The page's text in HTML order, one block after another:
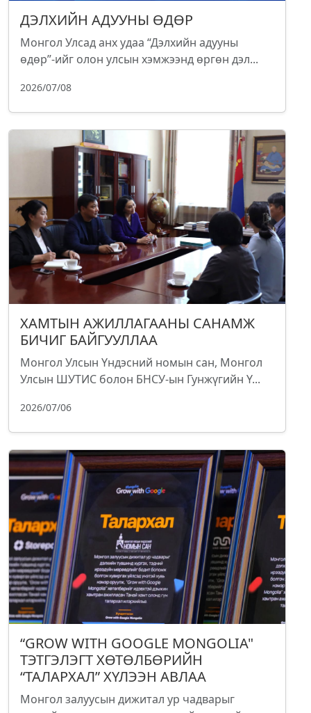
ДЭЛХИЙН АДУУНЫ ӨДӨР
Монгол Улсад анх удаа “Дэлхийн адууны
өдөр”-ийг олон улсын хэмжээнд өргөн дэл...
2026/07/08
ХАМТЫН АЖИЛЛАГААНЫ САНАМЖ
БИЧИГ БАЙГУУЛЛАА
Монгол Улсын Үндэсний номын сан, Монгол
Улсын ШУТИС болон БНСУ-ын Гунжүгийн Ү...
2026/07/06
“GROW WITH GOOGLE MONGOLIA"
ТЭТГЭЛЭГТ ХӨТӨЛБӨРИЙН
“ТАЛАРХАЛ” ХҮЛЭЭН АВЛАА
Монгол залуусын дижитал ур чадварыг